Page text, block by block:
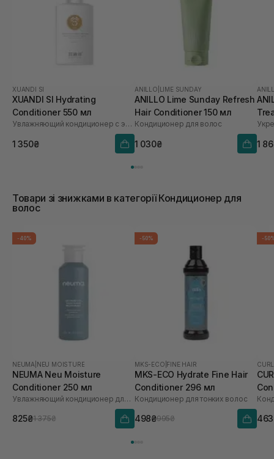
XUANDI SI
XUANDI SI Hydrating
Conditioner 550 мл
Увлажняющий кондиционер с экстрактом зерна
1 350₴
ANILLO LIME SUNDAY
ANILLO Lime Sunday Refresh
Hair Conditioner 150 мл
Кондиционер для волос
1 030₴ 1
Товари зі знижками в категорії Кондиционер для
волос
-40%
NEUMA NEU MOISTURE
NEUMA Neu Moisture
Conditioner 250 мл
Увлажняющий кондиционер для волос
825₴1 375₴
-50%
MKS-ECO FINE HAIR
MKS-ECO Hydrate Fine Hair
Conditioner 296 мл
Кондиционер для тонких волос
498₴995₴
-